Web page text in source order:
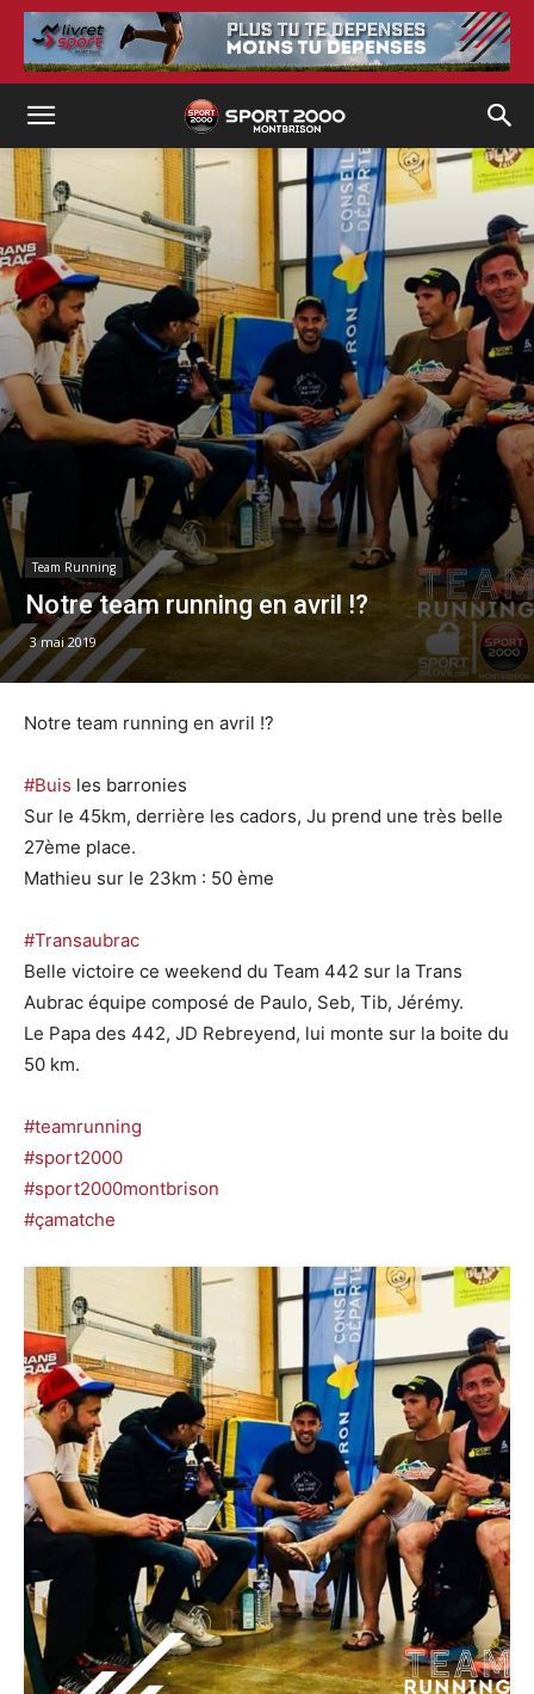
Team Running
Notre team running en avril !?
3 mai 2019
Notre team running en avril !?
#Buis les barronies
Sur le 45km, derrière les cadors, Ju prend une très belle
27ème place.
Mathieu sur le 23km : 50 ème
#Transaubrac
Belle victoire ce weekend du Team 442 sur la Trans
Aubrac équipe composé de Paulo, Seb, Tib, Jérémy.
Le Papa des 442, JD Rebreyend, lui monte sur la boite du
50 km.
#teamrunning
#sport2000
#sport2000montbrison
#çamatche